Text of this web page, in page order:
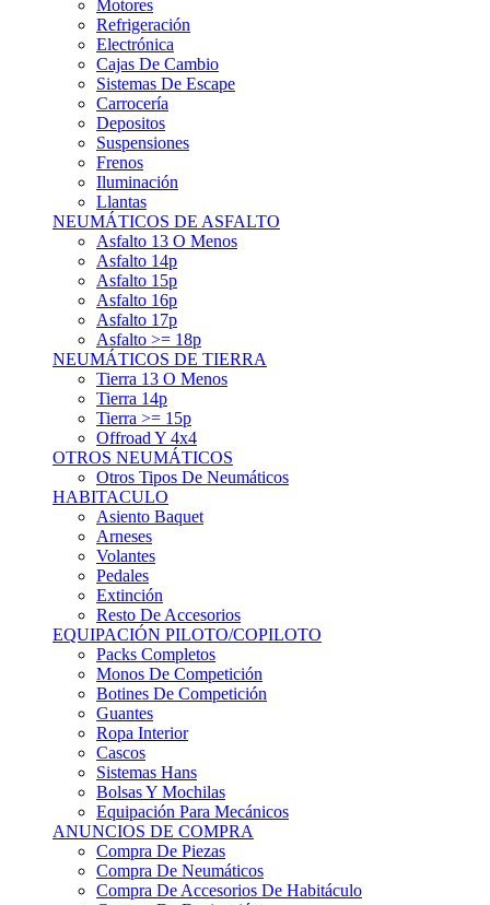
Motores
Refrigeración
Electrónica
Cajas De Cambio
Sistemas De Escape
Carrocería
Depositos
Suspensiones
Frenos
Iluminación
Llantas
NEUMÁTICOS DE ASFALTO
Asfalto 13 O Menos
Asfalto 14p
Asfalto 15p
Asfalto 16p
Asfalto 17p
Asfalto >= 18p
NEUMÁTICOS DE TIERRA
Tierra 13 O Menos
Tierra 14p
Tierra >= 15p
Offroad Y 4x4
OTROS NEUMÁTICOS
Otros Tipos De Neumáticos
HABITACULO
Asiento Baquet
Arneses
Volantes
Pedales
Extinción
Resto De Accesorios
EQUIPACIÓN PILOTO/COPILOTO
Packs Completos
Monos De Competición
Botines De Competición
Guantes
Ropa Interior
Cascos
Sistemas Hans
Bolsas Y Mochilas
Equipación Para Mecánicos
ANUNCIOS DE COMPRA
Compra De Piezas
Compra De Neumáticos
Compra De Accesorios De Habitáculo